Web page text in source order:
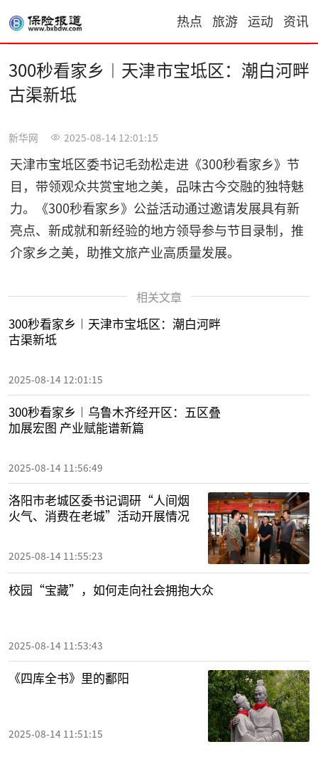
热点 旅游 运动 资讯
300秒看家乡︱天津市宝坻区：潮白河畔
古渠新坻
新华网 2025-08-14 12:01:15
天津市宝坻区委书记毛劲松走进《300秒看家乡》节
目，带领观众共赏宝地之美，品味古今交融的独特魅
力。《300秒看家乡》公益活动通过邀请发展具有新
亮点、新成就和新经验的地方领导参与节目录制，推
介家乡之美，助推文旅产业高质量发展。
相关文章
300秒看家乡︱天津市宝坻区：潮白河畔
古渠新坻
2025-08-14 12:01:15
300秒看家乡︱乌鲁木齐经开区：五区叠
加展宏图 产业赋能谱新篇
2025-08-14 11:56:49
洛阳市老城区委书记调研“人间烟
火气、消费在老城”活动开展情况
2025-08-14 11:55:23
校园“宝藏”，如何走向社会拥抱大众
2025-08-14 11:53:43
《四库全书》里的鄱阳
2025-08-14 11:51:15